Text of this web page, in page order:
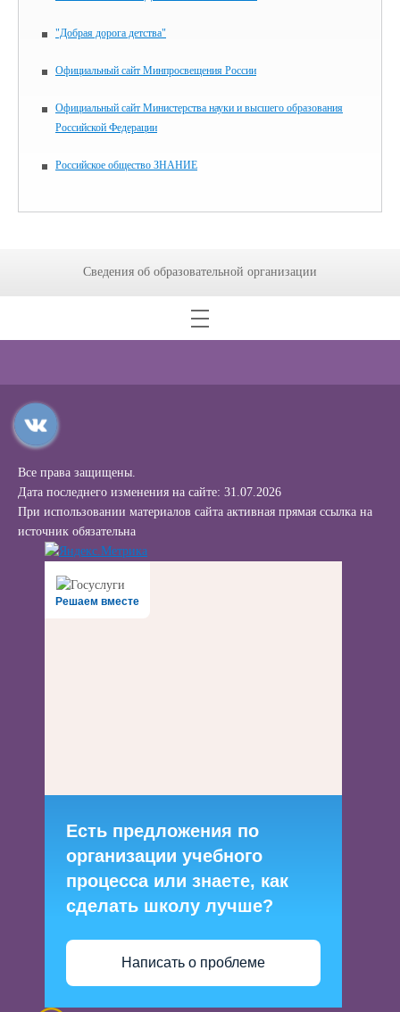
"Добрая дорога детства"
Официальный сайт Минпросвещения России
Официальный сайт Министерства науки и высшего образования
Российской Федерации
Российское общество ЗНАНИЕ
Сведения об образовательной организации
Все права защищены.
Дата последнего изменения на сайте: 31.07.2026
При использовании материалов сайта активная прямая ссылка на
источник обязательна
Решаем вместе
Есть предложения по
организации учебного
процесса или знаете, как
сделать школу лучше?
Написать о проблеме